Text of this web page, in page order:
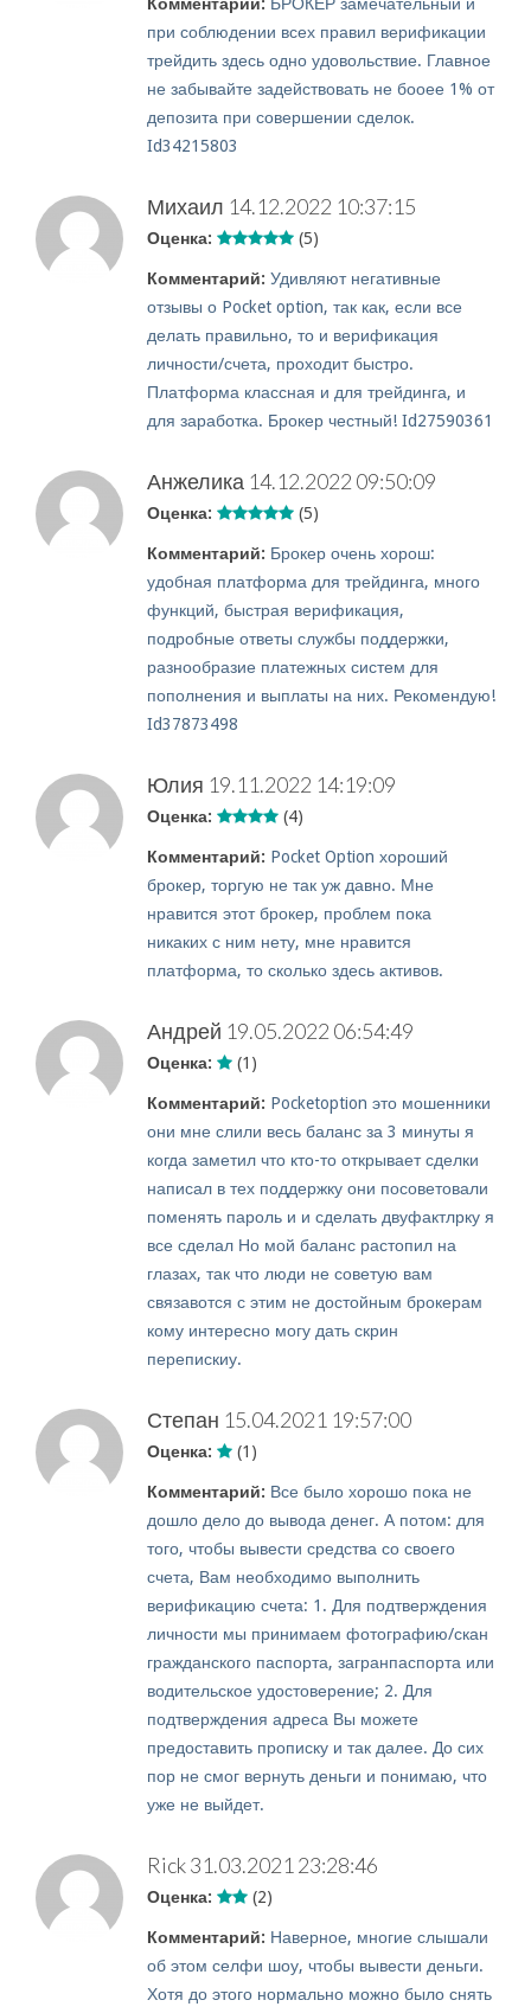
Комментарий: БРОКЕР замечательный и
при соблюдении всех правил верификации
трейдить здесь одно удовольствие. Главное
не забывайте задействовать не бооее 1% от
депозита при совершении сделок.
Id34215803
Михаил 14.12.2022 10:37:15
Оценка: (5)
Комментарий: Удивляют негативные
отзывы о Pocket option, так как, если все
делать правильно, то и верификация
личности/счета, проходит быстро.
Платформа классная и для трейдинга, и
для заработка. Брокер честный! Id27590361
Анжелика 14.12.2022 09:50:09
Оценка: (5)
Комментарий: Брокер очень хорош:
удобная платформа для трейдинга, много
функций, быстрая верификация,
подробные ответы службы поддержки,
разнообразие платежных систем для
пополнения и выплаты на них. Рекомендую!
Id37873498
Юлия 19.11.2022 14:19:09
Оценка: (4)
Комментарий: Pocket Option хороший
брокер, торгую не так уж давно. Мне
нравится этот брокер, проблем пока
никаких с ним нету, мне нравится
платформа, то сколько здесь активов.
Андрей 19.05.2022 06:54:49
Оценка: (1)
Комментарий: Pocketoption это мошенники
они мне слили весь баланс за 3 минуты я
когда заметил что кто-то открывает сделки
написал в тех поддержку они посоветовали
поменять пароль и и сделать двуфактлрку я
все сделал Но мой баланс растопил на
глазах, так что люди не советую вам
связавотся с этим не достойным брокерам
кому интересно могу дать скрин
перепискиу.
Степан 15.04.2021 19:57:00
Оценка: (1)
Комментарий: Все было хорошо пока не
дошло дело до вывода денег. А потом: для
того, чтобы вывести средства со своего
счета, Вам необходимо выполнить
верификацию счета: 1. Для подтверждения
личности мы принимаем фотографию/скан
гражданского паспорта, загранпаспорта или
водительское удостоверение; 2. Для
подтверждения адреса Вы можете
предоставить прописку и так далее. До сих
пор не смог вернуть деньги и понимаю, что
уже не выйдет.
Rick31.03.2021 23:28:46
Оценка: (2)
Комментарий: Наверное, многие слышали
об этом селфи шоу, чтобы вывести деньги.
Хотя до этого нормально можно было снять